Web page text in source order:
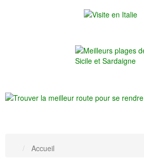
Accueil